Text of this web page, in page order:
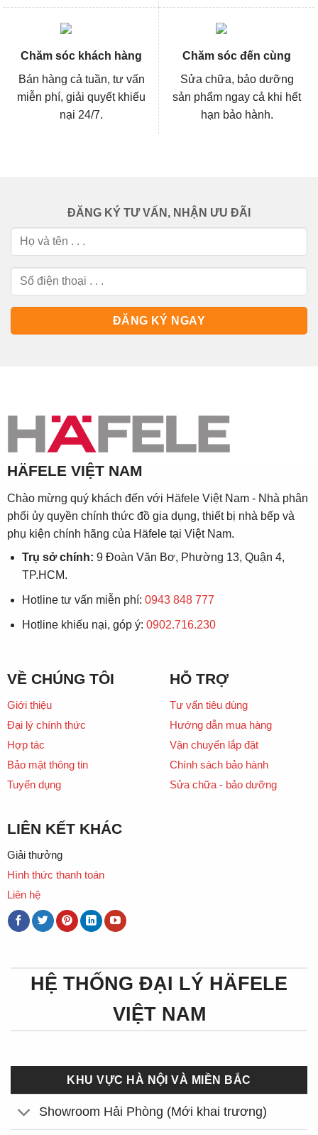
Chăm sóc khách hàng
Bán hàng cả tuần, tư vấn
miễn phí, giải quyết khiếu
nại 24/7.
Chăm sóc đến cùng
Sửa chữa, bảo dưỡng
sản phẩm ngay cả khi hết
hạn bảo hành.
ĐĂNG KÝ TƯ VẤN, NHẬN ƯU ĐÃI
HÄFELE VIỆT NAM
Chào mừng quý khách đến với Häfele Việt Nam - Nhà phân
phối ủy quyền chính thức đồ gia dụng, thiết bị nhà bếp và
phụ kiện chính hãng của Häfele tại Việt Nam.
Trụ sở chính: 9 Đoàn Văn Bơ, Phường 13, Quận 4,
TP.HCM.
Hotline tư vấn miễn phí: 0943 848 777
Hotline khiếu nại, góp ý: 0902.716.230
VỀ CHÚNG TÔI
Giới thiệu
Đại lý chính thức
Hợp tác
Bảo mật thông tin
Tuyển dụng
HỖ TRỢ
Tư vấn tiêu dùng
Hướng dẫn mua hàng
Vận chuyển lắp đặt
Chính sách bảo hành
Sửa chữa - bảo dưỡng
LIÊN KẾT KHÁC
Giải thưởng
Hình thức thanh toán
Liên hệ
HỆ THỐNG ĐẠI LÝ HÄFELE
VIỆT NAM
KHU VỰC HÀ NỘI VÀ MIỀN BẮC
Showroom Hải Phòng (Mới khai trương)